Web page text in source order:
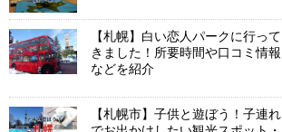
【札幌】白い恋人パークに行って
きました！所要時間や口コミ情報
などを紹介
【札幌市】子供と遊ぼう！子連れ